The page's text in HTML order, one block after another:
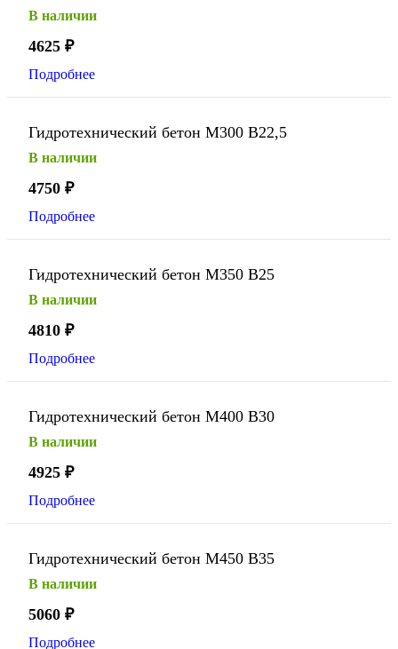
В наличии
4625 ₽
Подробнее
Гидротехнический бетон М300 В22,5
В наличии
4750 ₽
Подробнее
Гидротехнический бетон М350 В25
В наличии
4810 ₽
Подробнее
Гидротехнический бетон М400 В30
В наличии
4925 ₽
Подробнее
Гидротехнический бетон М450 В35
В наличии
5060 ₽
Подробнее